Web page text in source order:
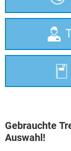
Plattformlift
Rollstuhllift
Seniorenlift
Treppenlift
Gebrauchte
Auswahl!